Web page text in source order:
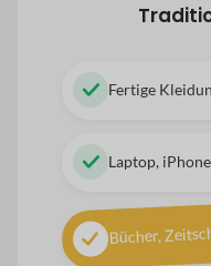
Fertige
Laptop,
Bücher,